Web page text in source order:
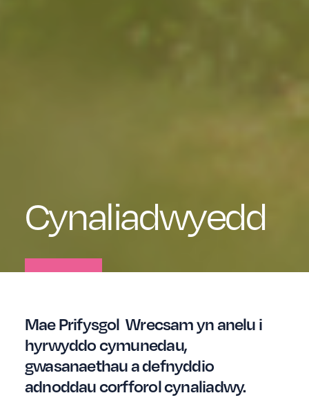
Cynaliadwyedd
Mae Prifysgol Wrecsam yn anelu i
hyrwyddo cymunedau,
gwasanaethau a defnyddio
adnoddau corfforol cynaliadwy.